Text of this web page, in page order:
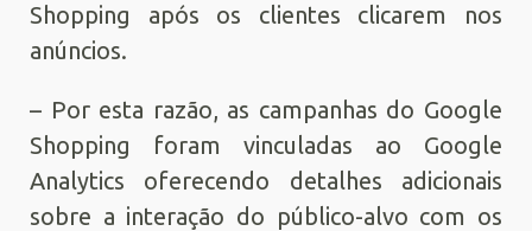
Shopping após os clientes clicarem nos
anúncios.
– Por esta razão, as campanhas do Google
Shopping foram vinculadas ao Google
Analytics oferecendo detalhes adicionais
sobre a interação do público-alvo com os